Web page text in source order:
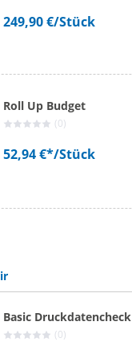
249,90 €/Stück
Roll Up Budget
(0)
52,94 €*/Stück
Basic Druckdatencheck
(0)